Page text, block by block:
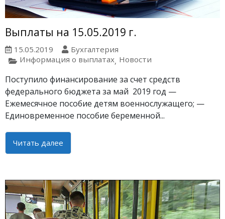
Выплаты на 15.05.2019 г.
15.05.2019
Бухгалтерия
Информация о выплатах, Новости
Поступило финансирование за счет средств
федерального бюджета за май 2019 год —
Ежемесячное пособие детям военнослужащего; —
Единовременное пособие беременной...
Читать далее